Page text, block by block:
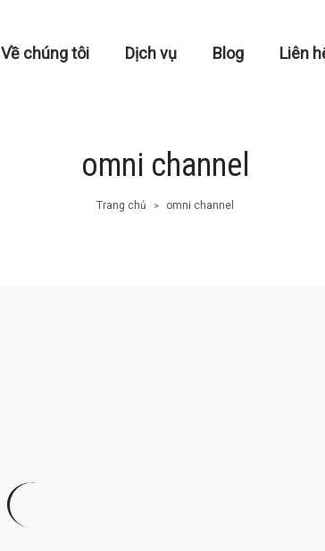
Về chúng tôi Dịch vụ Blog Liên
omni channel
Trang chủ > omni channel